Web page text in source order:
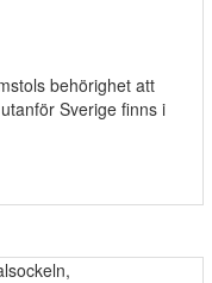
behörighet att
Sverige finns i